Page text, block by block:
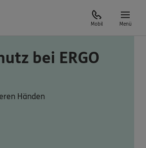
Mobil Menü
bei ERGO
Händen